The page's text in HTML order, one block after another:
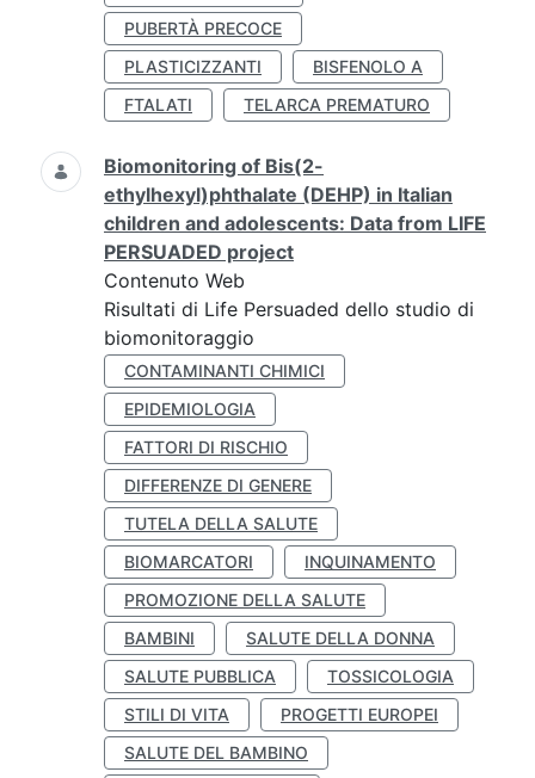
PUBERTÀ PRECOCE
PLASTICIZZANTI
BISFENOLO A
FTALATI
TELARCA PREMATURO
Biomonitoring of Bis(2-
ethylhexyl)phthalate (DEHP) in Italian
children and adolescents: Data from LIFE
PERSUADED project
Contenuto Web
Risultati di Life Persuaded dello studio di
biomonitoraggio
CONTAMINANTI CHIMICI
EPIDEMIOLOGIA
FATTORI DI RISCHIO
DIFFERENZE DI GENERE
TUTELA DELLA SALUTE
BIOMARCATORI
INQUINAMENTO
PROMOZIONE DELLA SALUTE
BAMBINI
SALUTE DELLA DONNA
SALUTE PUBBLICA
TOSSICOLOGIA
STILI DI VITA
PROGETTI EUROPEI
SALUTE DEL BAMBINO